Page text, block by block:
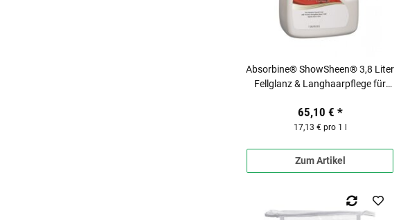
Absorbine® ShowSheen® 3,8 Liter
Fellglanz & Langhaarpflege für
65,10 € *
17,13 € pro 1 l
Zum Artikel